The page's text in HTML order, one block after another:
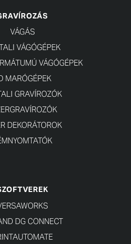
VÁGÁS
VÁGÓGÉPEK
VÁGÓGÉPEK
MARÓGÉPEK
GRAVÍROZÓK
DEKORÁTOROK
DG CONNECT